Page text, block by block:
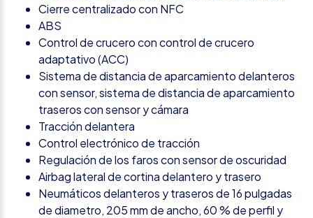
Cierre centralizado con NFC
ABS
Control de crucero con control de crucero
adaptativo (ACC)
Sistema de distancia de aparcamiento delanteros
con sensor, sistema de distancia de aparcamiento
traseros con sensor y cámara
Tracción delantera
Control electrónico de tracción
Regulación de los faros con sensor de oscuridad
Airbag lateral de cortina delantero y trasero
Neumáticos delanteros y traseros de 16 pulgadas
de diametro, 205 mm de ancho, 60 % de perfil y